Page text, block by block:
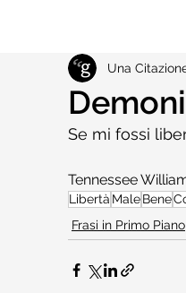
Demoni
Una
Se mi fossi
Tennessee
Libertà MaleBene
Frasi in Primo Piano